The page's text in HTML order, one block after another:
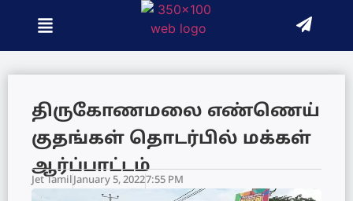
திருகோணமலை எண்ணெய்
குதங்கள் தொடர்பில் மக்கள்
ஆர்ப்பாட்டம்
Jet Tamil January 5, 20227:55 PM